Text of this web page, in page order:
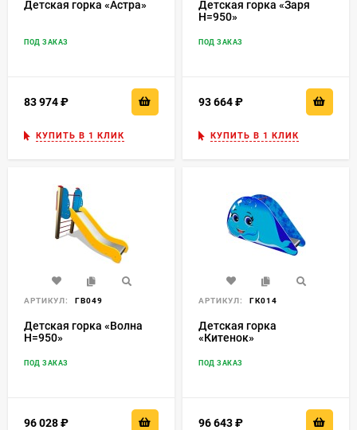
Детская горка «Астра»
ПОД ЗАКАЗ
83 974
КУПИТЬ В 1 КЛИК
Детская горка «Заря
H=950»
ПОД ЗАКАЗ
93 664
КУПИТЬ В 1 КЛИК
АРТИКУЛ: ГВ049
Детская горка «Волна
H=950»
ПОД ЗАКАЗ
96 028
АРТИКУЛ: ГК014
Детская горка
«Китенок»
ПОД ЗАКАЗ
96 643